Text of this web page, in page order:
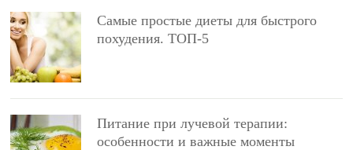
Самые простые диеты для быстрого
похудения. ТОП-5
Питание при лучевой терапии:
особенности и важные моменты